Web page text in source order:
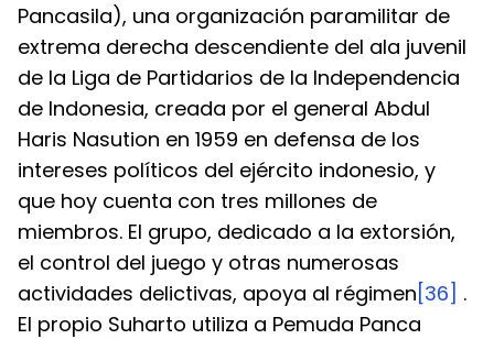
Pancasila), una organización paramilitar de
extrema derecha descendiente del ala juvenil
de la Liga de Partidarios de la Independencia
de Indonesia, creada por el general Abdul
Haris Nasution en 1959 en defensa de los
intereses políticos del ejército indonesio, y
que hoy cuenta con tres millones de
miembros. El grupo, dedicado a la extorsión,
el control del juego y otras numerosas
actividades delictivas, apoya al régimen [36] .
El propio Suharto utiliza a Pemuda Panca